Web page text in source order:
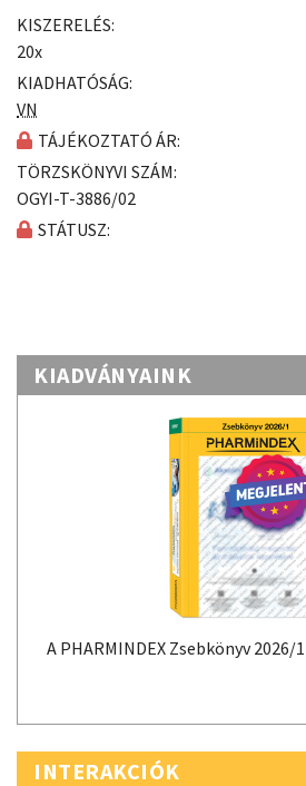
KISZERELÉS:
20x
KIADHATÓSÁG:
VN
TÁJÉKOZTATÓ ÁR:
TÖRZSKÖNYVI SZÁM:
OGYI-T-3886/02
STÁTUSZ:
KIADVÁNYAINK
A PHARMINDEX Zsebkönyv
INTERAKCIÓK